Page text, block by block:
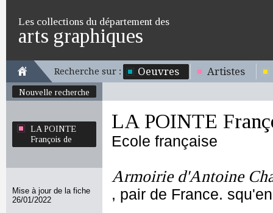
Les collections du département des
arts graphiques
Recherche sur : Oeuvres Artistes
Nouvelle recherche
LA POINTE
François de
Mise à jour de la fiche
26/01/2022
LA POINTE
Ecole française
Armoirie d'Antoine
, pair de France.